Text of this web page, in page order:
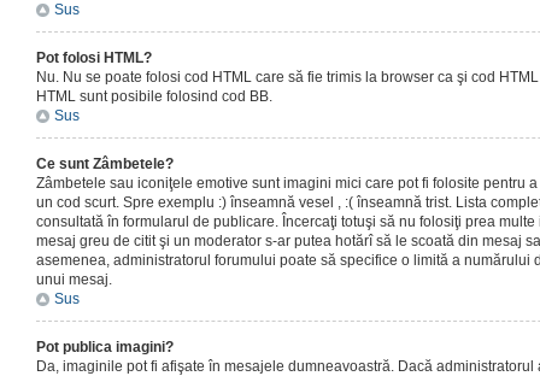
Sus
Pot folosi HTML?
Nu. Nu se poate folosi cod HTML care să fie trimis la browser ca şi cod
HTML sunt posibile folosind cod BB.
Sus
Ce sunt Zâmbetele?
Zâmbetele sau iconiţele emotive sunt imagini mici care pot fi folosite pentru
un cod scurt. Spre exemplu :) înseamnă vesel , :( înseamnă trist. Lista
consultată în formularul de publicare. Încercaţi totuşi să nu folosiţi prea
mesaj greu de citit şi un moderator s-ar putea hotărî să le scoată din mesaj
asemenea, administratorul forumului poate să specifice o limită a numărului
unui mesaj.
Sus
Pot publica imagini?
Da, imaginile pot fi afişate în mesajele dumneavoastră. Dacă